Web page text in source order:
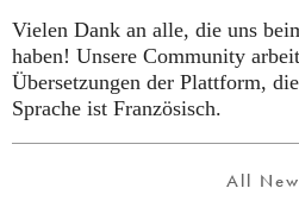
Vielen Dank an alle, die uns
haben! Unsere Community
Übersetzungen der Plattform,
Sprache ist Französisch.
All